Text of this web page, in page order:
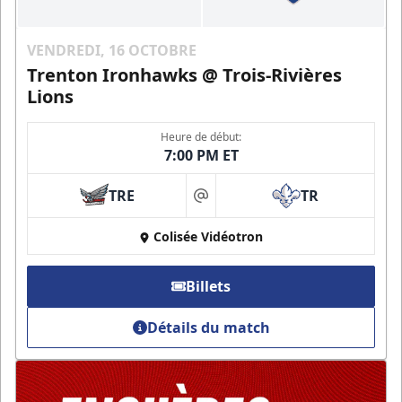
VENDREDI, 16 OCTOBRE
Trenton Ironhawks @ Trois-Rivières
Lions
Heure de début:
7:00 PM ET
TRE at TR
Colisée Vidéotron
Billets
Détails du match